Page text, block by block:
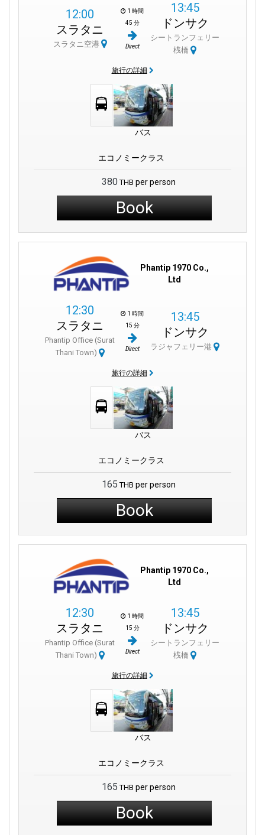
12:00
スラタニ
スラタニ空港
1 時間
45 分
Direct
13:45
ドンサク
シートランフェリー
桟橋
旅行の詳細
バス
エコノミークラス
380 THB per person
Book
Phantip 1970 Co.,
Ltd
12:30
スラタニ
Phantip Office (Surat
Thani Town)
1 時間
15 分
Direct
13:45
ドンサク
ラジャフェリー港
旅行の詳細
バス
エコノミークラス
165 THB per person
Book
Phantip 1970 Co.,
Ltd
12:30
スラタニ
Phantip Office (Surat
Thani Town)
1 時間
15 分
Direct
13:45
ドンサク
シートランフェリー
桟橋
旅行の詳細
バス
エコノミークラス
165 THB per person
Book